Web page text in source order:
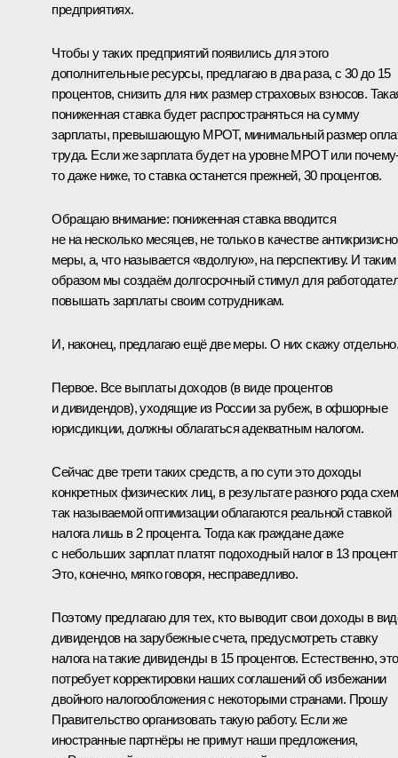
предприятиях.
Чтобы у таких предприятий появились для этого
дополнительные ресурсы, предлагаю в два раза, с 30 до 15
процентов, снизить для них размер страховых взносов.
пониженная ставка будет распространяться на сумму
зарплаты, превышающую МРОТ, минимальный размер
труда. Если же зарплата будет на уровне МРОТ или
то даже ниже, то ставка останется прежней, 30 процентов.
Обращаю внимание: пониженная ставка вводится
не на несколько месяцев, не только в качестве
меры, а, что называется «вдолгую», на перспективу. И таким
образом мы создаём долгосрочный стимул для
повышать зарплаты своим сотрудникам.
И, наконец, предлагаю ещё две меры. О них скажу
Первое. Все выплаты доходов (в виде процентов
и дивидендов), уходящие из России за рубеж, в офшорные
юрисдикции, должны облагаться адекватным налогом.
Сейчас две трети таких средств, а по сути это доходы
конкретных физических лиц, в результате разного рода схем
так называемой оптимизации облагаются реальной ставкой
налога лишь в 2 процента. Тогда как граждане даже
с небольших зарплат платят подоходный налог в 13
Это, конечно, мягко говоря, несправедливо.
Поэтому предлагаю для тех, кто выводит свои доходы в
дивидендов на зарубежные счета, предусмотреть ставку
налога на такие дивиденды в 15 процентов. Естественно, это
потребует корректировки наших соглашений об избежании
двойного налогообложения с некоторыми странами. Прошу
Правительство организовать такую работу. Если же
иностранные партнёры не примут наши предложения,